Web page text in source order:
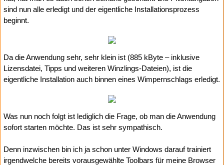
sind nun alle erledigt und der eigentliche Installationsprozess
beginnt.
Da die Anwendung sehr, sehr klein ist (885 kByte – inklusive
Lizensdatei, Tipps und weiteren Winzlings-Dateien), ist die
eigentliche Installation auch binnen eines Wimpernschlags erledigt.
Was nun noch folgt ist lediglich die Frage, ob man die Anwendung
sofort starten möchte. Das ist sehr sympathisch.
Denn inzwischen bin ich ja schon unter Windows darauf trainiert
irgendwelche bereits vorausgewählte Toolbars für meine Browser